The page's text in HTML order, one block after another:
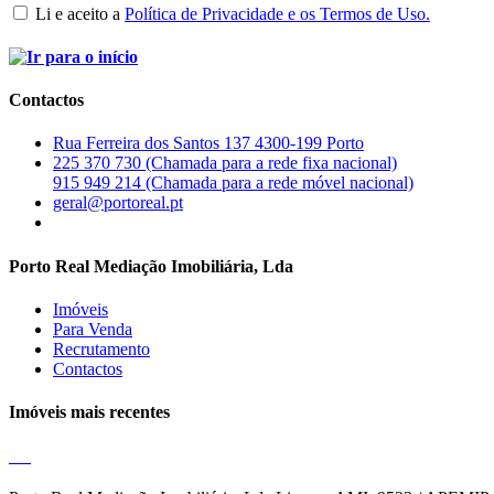
Li e aceito a Política de Privacidade e os Termos de Uso.
Contactos
Rua Ferreira dos Santos 137 4300-199 Porto
225 370 730 (Chamada para a rede fixa nacional)
915 949 214 (Chamada para a rede móvel nacional)
geral@portoreal.pt
Porto Real Mediação Imobiliária, Lda
Imóveis
Para Venda
Recrutamento
Contactos
Imóveis mais recentes